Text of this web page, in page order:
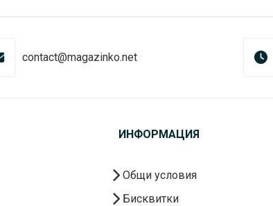
contact@magazinko.net
ИНФОРМАЦИЯ
Общи условия
Бисквитки